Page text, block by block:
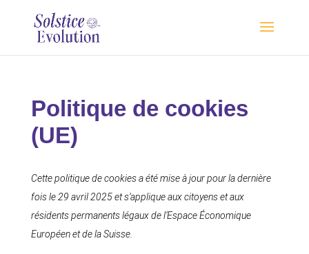
Politique de cookies
(UE)
Cette politique de cookies a été mise à jour pour la dernière
fois le 29 avril 2025 et s’applique aux citoyens et aux
résidents permanents légaux de l’Espace Économique
Européen et de la Suisse.